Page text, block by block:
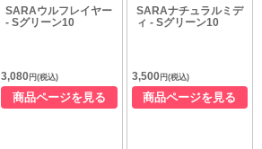
SARAウルフレイヤー
- Sグリーン10
3,080円(税込)
商品ページを見る
SARAナチュラルミデ
ィ - Sグリーン10
3,500円(税込)
商品ページを見る